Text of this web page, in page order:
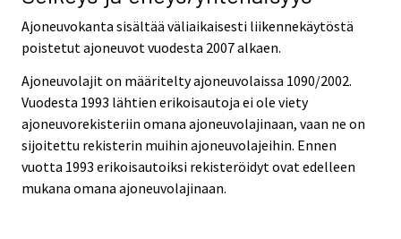
Ajoneuvokanta sisältää väliaikaisesti liikennekäytöstä
poistetut ajoneuvot vuodesta 2007 alkaen.
Ajoneuvolajit on määritelty ajoneuvolaissa 1090/2002.
Vuodesta 1993 lähtien erikoisautoja ei ole viety
ajoneuvorekisteriin omana ajoneuvolajinaan, vaan ne on
sijoitettu rekisterin muihin ajoneuvolajeihin. Ennen
vuotta 1993 erikoisautoiksi rekisteröidyt ovat edelleen
mukana omana ajoneuvolajinaan.